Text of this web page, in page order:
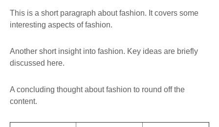
This is a short paragraph about fashion. It covers some
interesting aspects of fashion.
Another short insight into fashion. Key ideas are briefly
discussed here.
A concluding thought about fashion to round off the
content.